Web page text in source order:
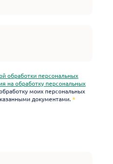
обработки персональных
на обработку персональных
моих персональных
документами.*